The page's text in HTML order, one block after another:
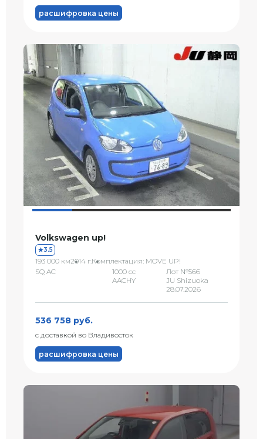
расшифровка цены
Volkswagen up!
3.5
193 000 км2014 г.Комплектация: MOVE UP!
SQ AC
1000 сс
AACHY
Лот №566
JU Shizuoka
28.07.2026
536 758 руб.
с доставкой во Владивосток
расшифровка цены